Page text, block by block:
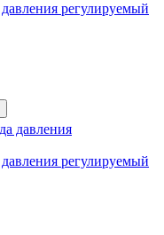
регулируемый
регулируемый